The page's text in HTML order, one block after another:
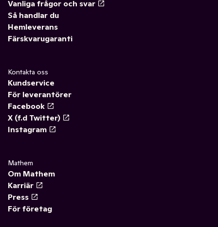
Vanliga frågor och svar
Så handlar du
Hemleverans
Färskvarugaranti
Kontakta oss
Kundservice
För leverantörer
Facebook
X (f.d Twitter)
Instagram
Mathem
Om Mathem
Karriär
Press
För företag